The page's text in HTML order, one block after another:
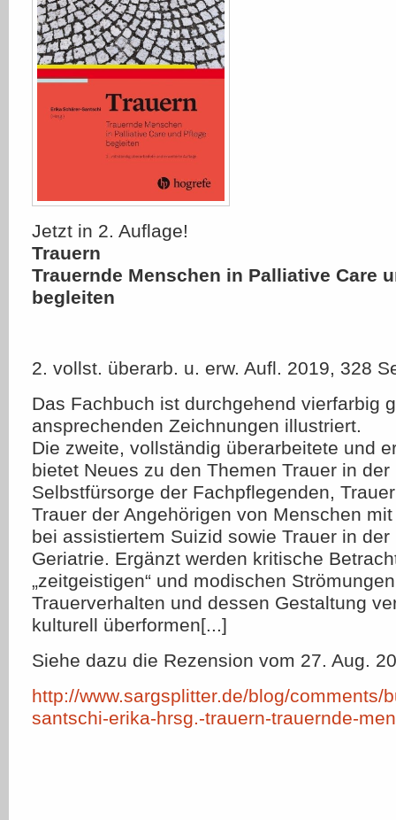
Jetzt in 2. Auflage!
Trauern
Trauernde Menschen in Palliative Care
begleiten
2. vollst. überarb. u. erw. Aufl. 2019, 328
Das Fachbuch ist durchgehend vierfarbig
ansprechenden Zeichnungen illustriert.
Die zweite, vollständig überarbeitete und
bietet Neues zu den Themen Trauer in der
Selbstfürsorge der Fachpflegenden,
Trauer der Angehörigen von Menschen
bei assistiertem Suizid sowie Trauer in
Geriatrie. Ergänzt werden kritische
„zeitgeistigen“ und modischen
Trauerverhalten und dessen Gestaltung
kulturell überformen[...]
Siehe dazu die Rezension vom 27. Aug.
http://www.sargsplitter.de/blog/comments/
santschi-erika-hrsg.-trauern-trauernde-